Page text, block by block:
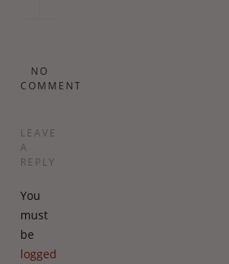
NO
COMMENTS
LEAVE
A
REPLY
You
must
be
logged